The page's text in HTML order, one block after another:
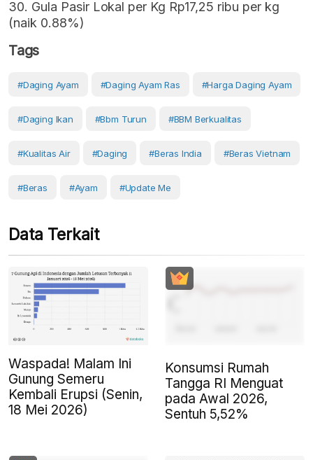
30. Gula Pasir Lokal per Kg Rp17,25 ribu per kg
(naik 0.88%)
Tags
#daging Ayam #daging Ayam Ras #harga Daging Ayam
#daging Ikan #bbm Turun #BBM Berkualitas
#kualitas Air #Daging #beras India #beras Vietnam
#Beras #Ayam #Update Me
Data Terkait
Waspada! Malam Ini
Gunung Semeru
Kembali Erupsi (Senin,
18 Mei 2026)
Konsumsi Rumah
Tangga RI Menguat
pada Awal 2026,
Sentuh 5,52%